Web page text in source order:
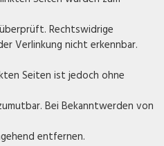
Rechtswidrige
Verlinkung nicht erkennbar.
Seiten ist jedoch ohne
Bei Bekanntwerden von
entfernen.